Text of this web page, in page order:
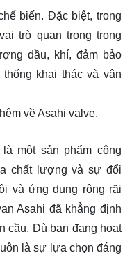
biến. Đặc biệt, trong
trò quan trọng trong
dầu, khí, đảm bảo
khai thác và vận
về Asahi valve.
một sản phẩm công
chất lượng và sự đổi
và ứng dụng rộng rãi
Asahi đã khẳng định
cầu. Dù bạn đang hoạt
là sự lựa chọn đáng